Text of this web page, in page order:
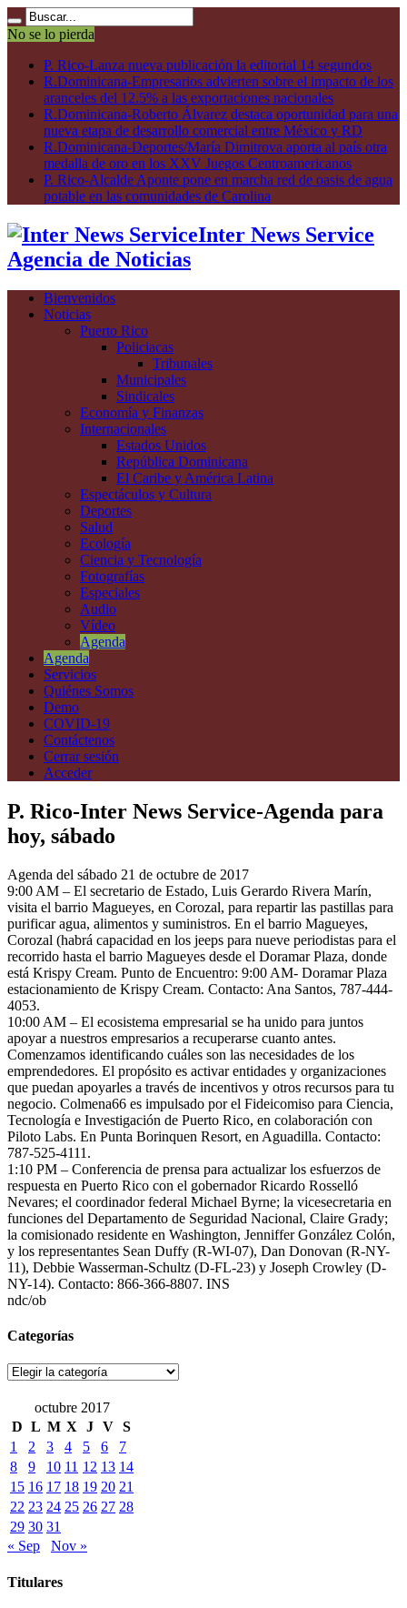
No se lo pierda
P. Rico-Lanza nueva publicación la editorial 14 segundos
R.Dominicana-Empresarios advierten sobre el impacto de los
aranceles del 12.5% a las exportaciones nacionales
R.Dominicana-Roberto Álvarez destaca oportunidad para una
nueva etapa de desarrollo comercial entre México y RD
R.Dominicana-Deportes/María Dimitrova aporta al país otra
medalla de oro en los XXV Juegos Centroamericanos
P. Rico-Alcalde Aponte pone en marcha red de oasis de agua
potable en las comunidades de Carolina
Inter News Service
Agencia de Noticias
Bienvenidos
Noticias
Puerto Rico
Policiacas
Tribunales
Municipales
Sindicales
Economía y Finanzas
Internacionales
Estados Unidos
República Dominicana
El Caribe y América Latina
Espectáculos y Cultura
Deportes
Salud
Ecología
Ciencia y Tecnología
Fotografías
Especiales
Audio
Vídeo
Agenda
Agenda
Servicios
Quiénes Somos
Demo
COVID-19
Contáctenos
Cerrar sesión
Acceder
P. Rico-Inter News Service-Agenda para
hoy, sábado
Agenda del sábado 21 de octubre de 2017
9:00 AM – El secretario de Estado, Luis Gerardo Rivera Marín,
visita el barrio Magueyes, en Corozal, para repartir las pastillas para
purificar agua, alimentos y suministros. En el barrio Magueyes,
Corozal (habrá capacidad en los jeeps para nueve periodistas para el
recorrido hasta el barrio Magueyes desde el Doramar Plaza, donde
está Krispy Cream. Punto de Encuentro: 9:00 AM- Doramar Plaza
estacionamiento de Krispy Cream. Contacto: Ana Santos, 787-444-
4053.
10:00 AM – El ecosistema empresarial se ha unido para juntos
apoyar a nuestros empresarios a recuperarse cuanto antes.
Comenzamos identificando cuáles son las necesidades de los
emprendedores. El propósito es activar entidades y organizaciones
que puedan apoyarles a través de incentivos y otros recursos para tu
negocio. Colmena66 es impulsado por el Fideicomiso para Ciencia,
Tecnología e Investigación de Puerto Rico, en colaboración con
Piloto Labs. En Punta Borinquen Resort, en Aguadilla. Contacto:
787-525-4111.
1:10 PM – Conferencia de prensa para actualizar los esfuerzos de
respuesta en Puerto Rico con el gobernador Ricardo Rosselló
Nevares; el coordinador federal Michael Byrne; la vicesecretaria en
funciones del Departamento de Seguridad Nacional, Claire Grady;
la comisionado residente en Washington, Jenniffer González Colón,
y los representantes Sean Duffy (R-WI-07), Dan Donovan (R-NY-
11), Debbie Wasserman-Schultz (D-FL-23) y Joseph Crowley (D-
NY-14). Contacto: 866-366-8807. INS
ndc/ob
Categorías
Categorías
octubre 2017
D L M X J V S
1
2 3 4 5 6
7
8
9 10 11 12 13 14
15 16 17 18 19 20 21
22 23 24 25 26 27 28
29 30 31
« Sep
Nov »
Titulares